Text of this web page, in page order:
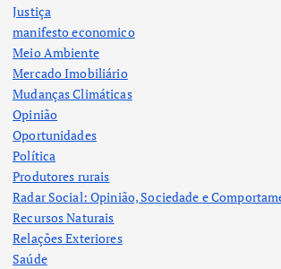
Justiça
manifesto economico
Meio Ambiente
Mercado Imobiliário
Mudanças Climáticas
Opinião
Oportunidades
Política
Produtores rurais
Radar Social: Opinião, Sociedade e
Recursos Naturais
Relações Exteriores
Saúde